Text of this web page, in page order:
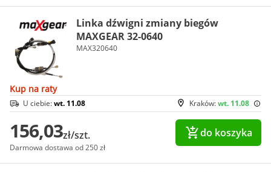
Linka dźwigni zmiany biegów
MAXGEAR 32-0640
MAX320640
Kup na raty
Kraków:wt. 11.08
U ciebie:wt. 11.08
156,03zł/szt.
Darmowa dostawa od 250 zł
do koszyka